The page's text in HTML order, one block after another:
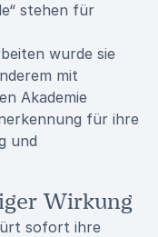
stehen für
wurde sie
mit
Akademie
für ihre
und
Wirkung
sofort ihre